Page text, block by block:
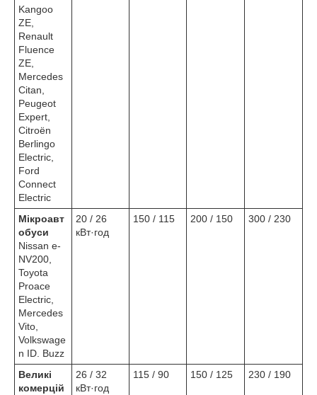
Kangoo
ZE,
Renault
Fluence
ZE,
Mercedes
Citan,
Peugeot
Expert,
Citroën
Berlingo
Electric,
Ford
Connect
Electric
Мікроавт
обуси
Nissan e-
NV200,
Toyota
Proace
Electric,
Mercedes
Vito,
Volkswage
n ID. Buzz
20 / 26
кВт·год
150 / 115 200 / 150 300 / 230
Великі
комерцій
26 / 32
кВт·год
115 / 90 150 / 125 230 / 190